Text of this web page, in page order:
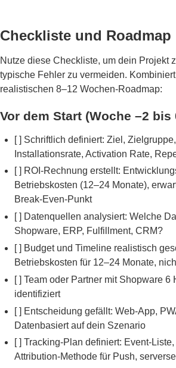
Checkliste und Roadmap
Nutze diese Checkliste, um dein Projekt
typische Fehler zu vermeiden.
realistischen 8–12 Wochen-Roadmap:
Vor dem Start (Woche –2 bis
[ ] Schriftlich definiert: Ziel,
Installationsrate, Activation Rate,
[ ] ROI-Rechnung erstellt:
Betriebskosten (12–24 Monate),
Break-Even-Punkt
[ ] Datenquellen analysiert: Welche
Shopware, ERP, Fulfillment, CRM?
[ ] Budget und Timeline realistisch
Betriebskosten für 12–24 Monate,
[ ] Team oder Partner mit Shopware 6
identifiziert
[ ] Entscheidung gefällt: Web-App,
Datenbasiert auf dein Szenario
[ ] Tracking-Plan definiert: Event-
Attribution-Methode für Push,